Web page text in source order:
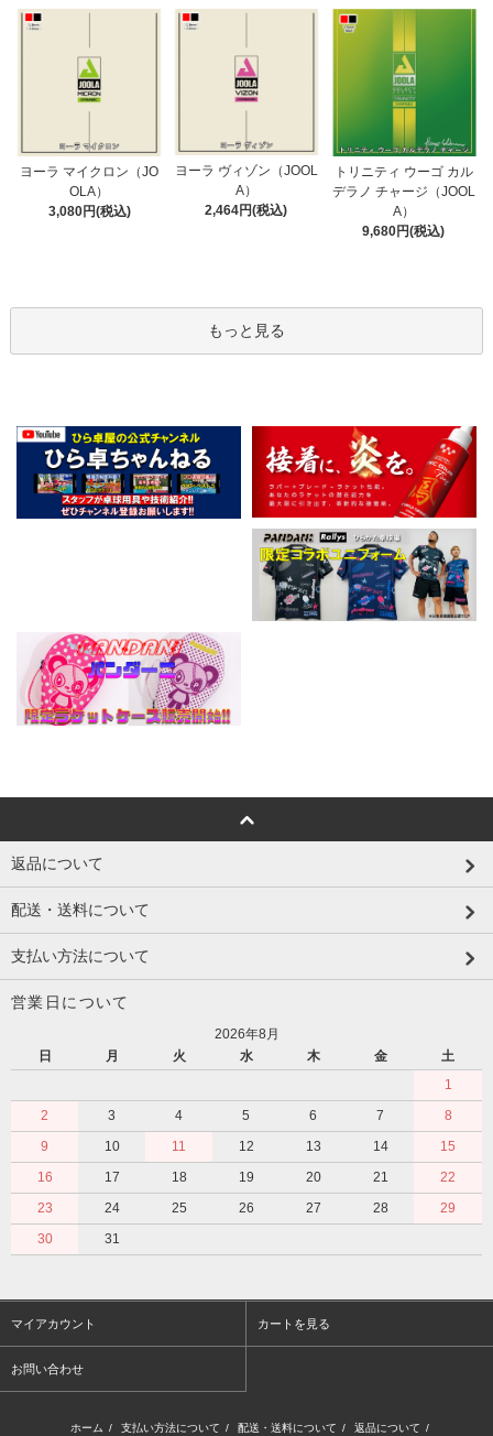
ヨーラ マイクロン（JO
OLA）
3,080円(税込)
ヨーラ ヴィゾン（JOOL
A）
2,464円(税込)
トリニティ ウーゴ カル
デラノ チャージ（JOOL
A）
9,680円(税込)
もっと見る
返品について
配送・送料について
支払い方法について
営業日について
2026年8月
日
月 火 水 木 金
土
1
2
3 4 5 6 7
8
9
10 11 12 13 14
15
16
17 18 19 20 21
22
23
24 25 26 27 28
29
30
31
マイアカウント カートを見る
お問い合わせ
ホーム / 支払い方法について / 配送・送料について / 返品について /